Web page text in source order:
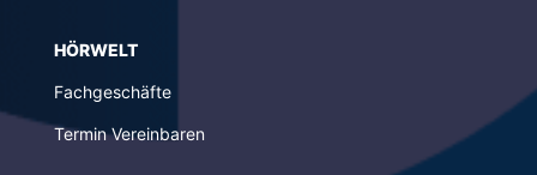
HÖRWELT
Fachgeschäfte
Termin Vereinbaren